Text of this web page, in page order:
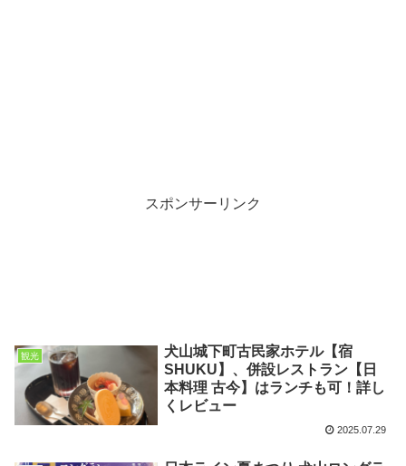
スポンサーリンク
観光
犬山城下町古民家ホテル【宿
SHUKU】、併設レストラン【日
本料理 古今】はランチも可！詳し
くレビュー
2025.07.29